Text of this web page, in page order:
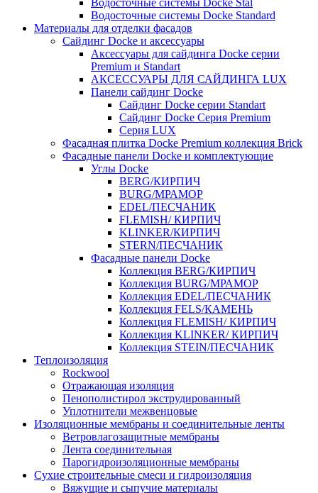
Водосточные системы Docke Standard
Материалы для отделки фасадов
Сайдинг Docke и аксессуары
Аксессуары для сайдинга Docke серии
Premium и Standart
АКСЕССУАРЫ ДЛЯ САЙДИНГА LUX
Панели сайдинг Docke
Cайдинг Docke серии Standart
Сайдинг Docke Серия Premium
Серия LUX
Фасадная плитка Docke Premium коллекция Brick
Фасадные панели Docke и комплектующие
Углы Docke
BERG/КИРПИЧ
BURG/МРАМОР
EDEL/ПЕСЧАНИК
FLEMISH/ КИРПИЧ
KLINKER/КИРПИЧ
STERN/ПЕСЧАНИК
Фасадные панели Docke
Коллекция BERG/КИРПИЧ
Коллекция BURG/МРАМОР
Коллекция EDEL/ПЕСЧАНИК
Коллекция FELS/КАМЕНЬ
Коллекция FLEMISH/ КИРПИЧ
Коллекция KLINKER/ КИРПИЧ
Коллекция STEIN/ПЕСЧАНИК
Теплоизоляция
Rockwool
Отражающая изоляция
Пенополистирол экструдированный
Уплотнители межвенцовые
Изоляционные мембраны и соединительные ленты
Ветровлагозащитные мембраны
Лента соединительная
Парогидроизоляционные мембраны
Сухие строительные смеси и гидроизоляция
Вяжущие и сыпучие материалы